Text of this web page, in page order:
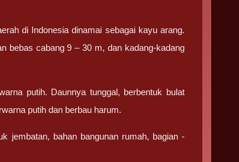
di Indonesia dinamai sebagai kayu arang.
bebas cabang 9 – 30 m, dan kadang-kadang
putih. Daunnya tunggal, berbentuk bulat
putih dan berbau harum.
jembatan, bahan bangunan rumah, bagian